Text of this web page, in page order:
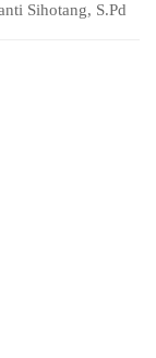
Sihotang, S.Pd